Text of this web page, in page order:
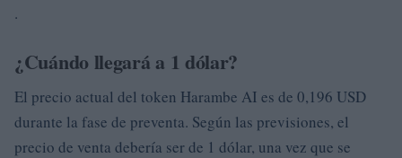
.
¿Cuándo llegará a 1 dólar?
El precio actual del token Harambe AI es de 0,196 USD
durante la fase de preventa. Según las previsiones, el
precio de venta debería ser de 1 dólar, una vez que se